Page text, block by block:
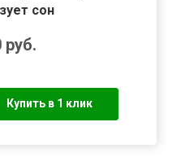
сон
руб.